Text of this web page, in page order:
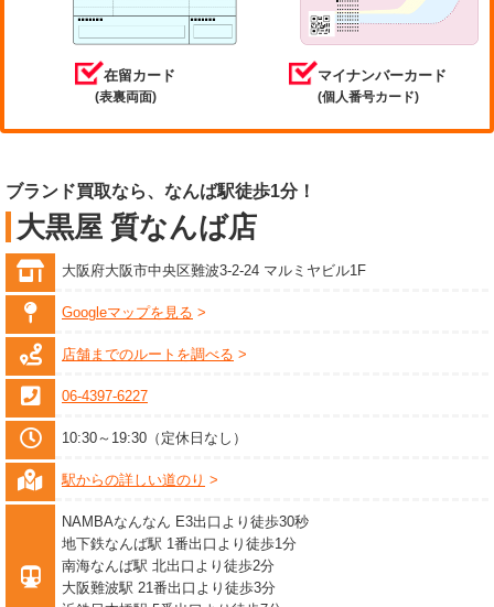
在留カード
(表裏両面)
マイナンバーカード
(個人番号カード)
ブランド買取なら、なんば駅徒歩1分！
大黒屋 質なんば店
大阪府大阪市中央区難波3-2-24 マルミヤビル1F
Googleマップを見る
店舗までのルートを調べる
06-4397-6227
10:30～19:30（定休日なし）
駅からの詳しい道のり
NAMBAなんなん E3出口より徒歩30秒
地下鉄なんば駅 1番出口より徒歩1分
南海なんば駅 北出口より徒歩2分
大阪難波駅 21番出口より徒歩3分